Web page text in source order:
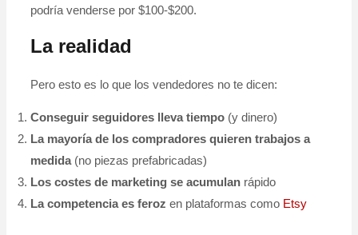
podría venderse por $100-$200.
La realidad
Pero esto es lo que los vendedores no te dicen:
Conseguir seguidores lleva tiempo(y dinero)
La mayoría de los compradores quieren trabajos a
medida(no piezas prefabricadas)
Los costes de marketing se acumulanrápido
La competencia es feroz en plataformas como Etsy